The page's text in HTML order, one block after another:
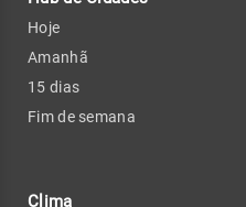
Hoje
Amanhã
15 dias
Fim de semana
Clima